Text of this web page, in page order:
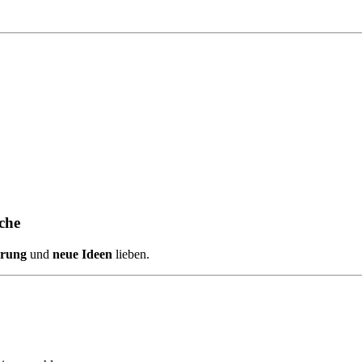
und neue Ideen lieben.